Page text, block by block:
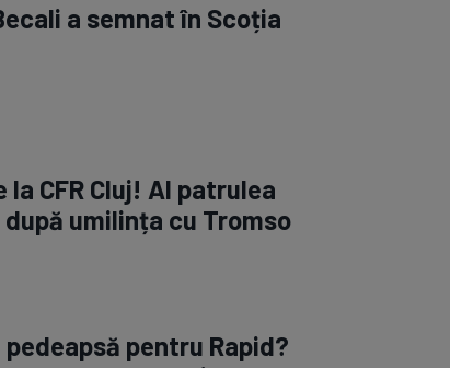
a semnat în Scoția
la CFR Cluj! Al patrulea
umilința cu Tromso
pentru Rapid?